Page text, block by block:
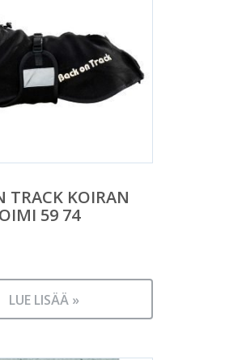
TRACK KOIRAN
59 74
LUE LISÄÄ »